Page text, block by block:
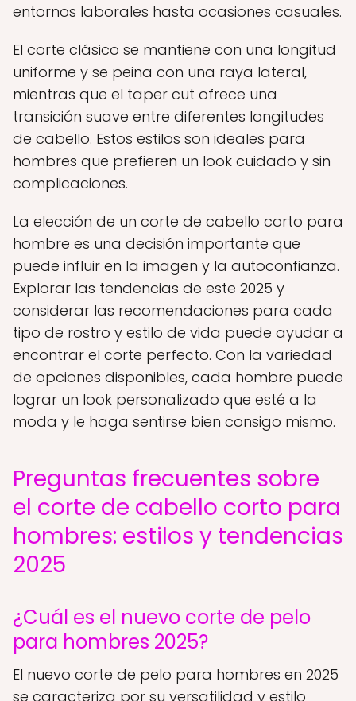
entornos laborales hasta ocasiones casuales.
El corte clásico se mantiene con una longitud
uniforme y se peina con una raya lateral,
mientras que el taper cut ofrece una
transición suave entre diferentes longitudes
de cabello. Estos estilos son ideales para
hombres que prefieren un look cuidado y sin
complicaciones.
La elección de un corte de cabello corto para
hombre es una decisión importante que
puede influir en la imagen y la autoconfianza.
Explorar las tendencias de este 2025 y
considerar las recomendaciones para cada
tipo de rostro y estilo de vida puede ayudar a
encontrar el corte perfecto. Con la variedad
de opciones disponibles, cada hombre puede
lograr un look personalizado que esté a la
moda y le haga sentirse bien consigo mismo.
Preguntas frecuentes sobre
el corte de cabello corto para
hombres: estilos y tendencias
2025
¿Cuál es el nuevo corte de pelo
para hombres 2025?
El nuevo corte de pelo para hombres en 2025
se caracteriza por su versatilidad y estilo